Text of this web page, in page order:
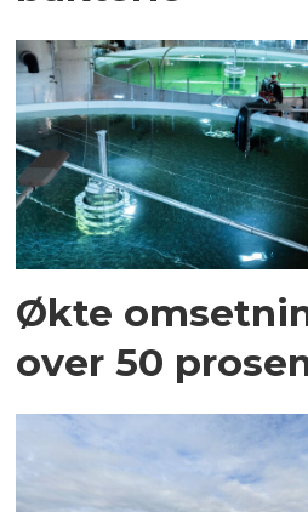
Økte
over 50